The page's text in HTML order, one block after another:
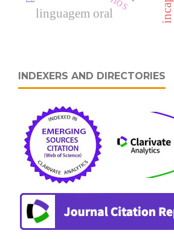
linguagem oral
INDEXERS AND DIRECTORIES